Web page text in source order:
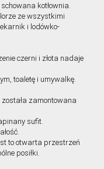
kotłownia.
ze wszystkimi
i lodówko-
czerni i złota nadaje
toaletę i umywalkę.
została zamontowana
sufit.
to otwarta przestrzeń
posiłki.